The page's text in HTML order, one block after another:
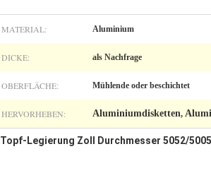
MATERIAL: Aluminium
DICKE: als Nachfrage
OBERFLÄCHE: Mühlende oder beschichtet
HERVORHEBEN: Aluminiumdisketten,
Topf-Legierung Zoll Durchmesser 5052/